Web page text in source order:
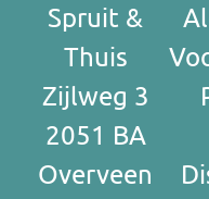
Spruit &
Thuis
Zijlweg 3
2051 BA
Overveen